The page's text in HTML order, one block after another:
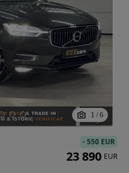
1 / 6
-550 EUR
23 890 EUR